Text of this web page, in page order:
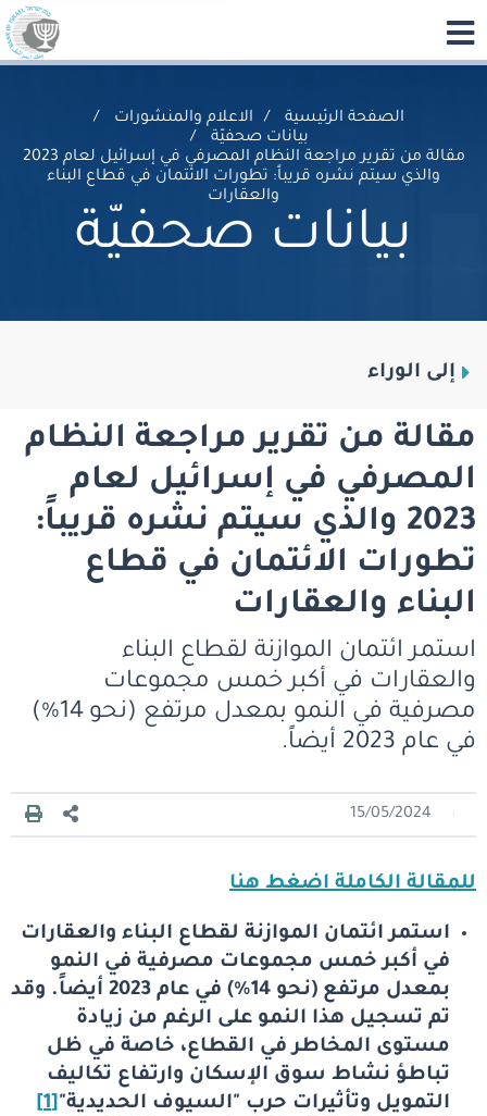
الصفحة الرئيسية
الاعلام والمنشورات
بيانات صحفيّة
مقالة من تقرير مراجعة النظام المصرفي في إسرائيل لعام 2023
والذي سيتم نشره قريباً: تطورات الائتمان في قطاع البناء
والعقارات
بيانات صحفيّة
إلى الوراء
مقالة من تقرير مراجعة النظام
المصرفي في إسرائيل لعام
2023 والذي سيتم نشره قريباً:
تطورات الائتمان في قطاع
البناء والعقارات
استمر ائتمان الموازنة لقطاع البناء
والعقارات في أكبر خمس مجموعات
مصرفية في النمو بمعدل مرتفع (نحو 14%)
في عام 2023 أيضاً.
15/05/2024
للمقالة الكاملة اضغط هنا
استمر ائتمان الموازنة لقطاع البناء والعقارات
في أكبر خمس مجموعات مصرفية في النمو
بمعدل مرتفع (نحو 14%) في عام 2023 أيضاً. وقد
تم تسجيل هذا النمو على الرغم من زيادة
مستوى المخاطر في القطاع، خاصة في ظل
تباطؤ نشاط سوق الإسكان وارتفاع تكاليف
التمويل وتأثيرات حرب "السيوف الحديدية"[1]